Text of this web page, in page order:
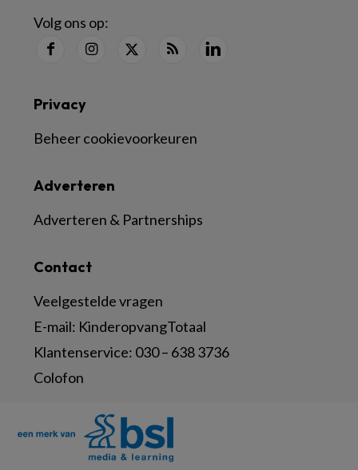
Volg ons op:
Contact
Veelgestelde vragen
E-mail: KinderopvangTotaal
Klantenservice: 030 – 638 3736
Colofon
Adverteren
Adverteren & Partnerships
Privacy
Beheer cookievoorkeuren